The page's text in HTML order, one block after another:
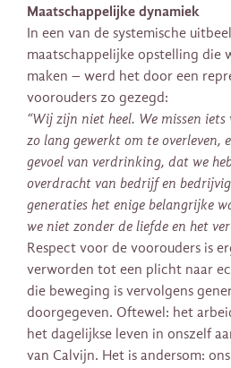
Maatschappelijke dynamiek
In een van de systemische
maatschappelijke opstelling die
maken – werd het door een
voorouders zo gezegd:
“Wij zijn niet heel. We missen iets
zo lang gewerkt om te overleven,
gevoel van verdrinking, dat we
overdracht van bedrijf en
generaties het enige belangrijke
we niet zonder de liefde en het
Respect voor de voorouders is
verworden tot een plicht naar
die beweging is vervolgens
doorgegeven. Oftewel: het
het dagelijkse leven in onszelf
van Calvijn. Het is andersom: